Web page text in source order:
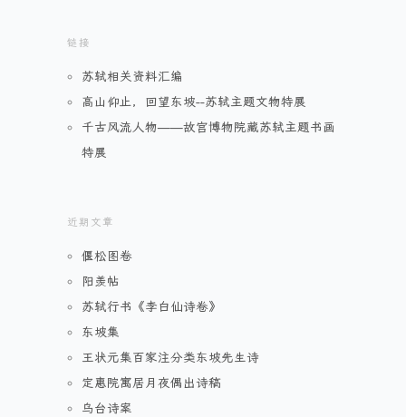
链接
苏轼相关资料汇编
高山仰止，回望东坡--苏轼主题文物特展
千古风流人物——故宫博物院藏苏轼主题书画
特展
近期文章
偃松图卷
阳羡帖
苏轼行书《李白仙诗卷》
东坡集
王状元集百家注分类东坡先生诗
定惠院寓居月夜偶出诗稿
乌台诗案